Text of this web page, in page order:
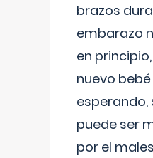
brazos
embarazo
en
nuevo
puede ser
por el